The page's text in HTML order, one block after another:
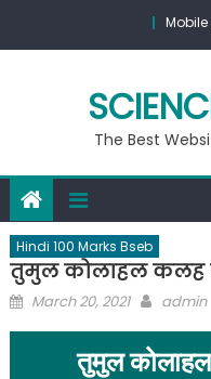
Mobile
The Best
Hindi 100 Marks Bseb
तुमुल कोलाहल कलह
March 20, 2021 admin
तुमुल